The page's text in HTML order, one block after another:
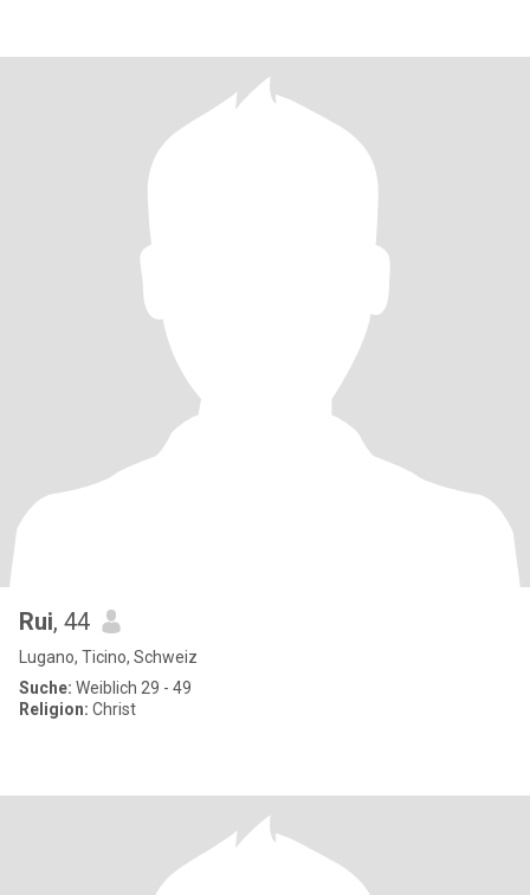
Rui, 44
Lugano, Ticino, Schweiz
Suche: Weiblich 29 - 49
Religion: Christ